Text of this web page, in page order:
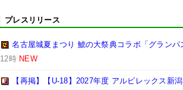
プレスリリース
名古屋城夏まつり 鯱の大祭典コラボ「グラン
12時 NEW
【再掲】【U-18】2027年度 アルビレックス新